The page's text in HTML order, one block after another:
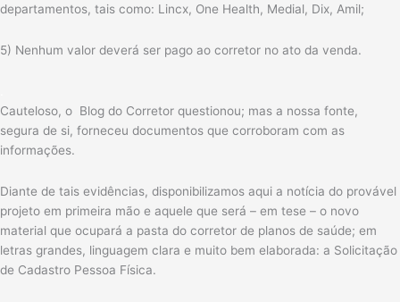
departamentos, tais como: Lincx, One Health, Medial, Dix, Amil;
5) Nenhum valor deverá ser pago ao corretor no ato da venda.
Cauteloso, o Blog do Corretor questionou; mas a nossa fonte,
segura de si, forneceu documentos que corroboram com as
informações.
Diante de tais evidências, disponibilizamos aqui a notícia do provável
projeto em primeira mão e aquele que será – em tese – o novo
material que ocupará a pasta do corretor de planos de saúde; em
letras grandes, linguagem clara e muito bem elaborada: a Solicitação
de Cadastro Pessoa Física.